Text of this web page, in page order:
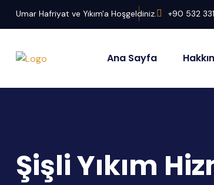
Umar Hafriyat ve Yıkım'a Hoşgeldiniz. +90 532
Ana Sayfa
Şişli Yıkım